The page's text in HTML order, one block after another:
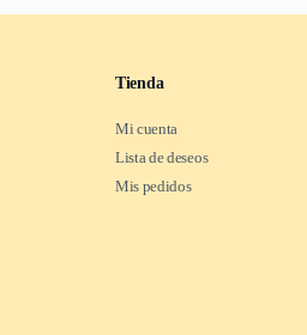
Tienda
Mi cuenta
Lista de deseos
Mis pedidos